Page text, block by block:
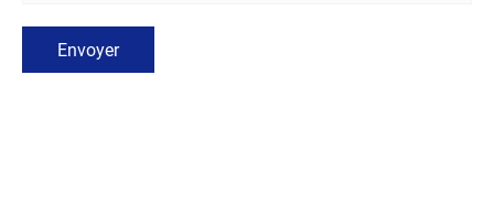
Envoyer